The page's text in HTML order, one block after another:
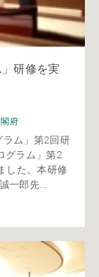
研修を実
府
ラム」第2回研
グラム」第2
した。本研修
一郎先...